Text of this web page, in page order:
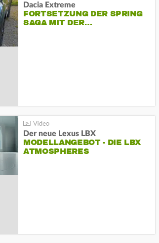
Dacia Extreme
FORTSETZUNG DER SPRING
SAGA MIT DER…
Der neue Lexus LBX
MODELLANGEBOT - DIE LBX
ATMOSPHERES